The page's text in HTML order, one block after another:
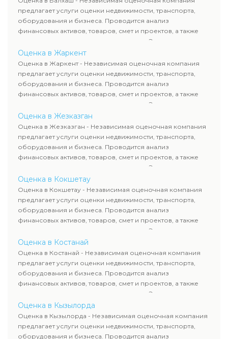
требованиям законодательства и используются для
сделок, кредитования и судебных процессов.
предлагает услуги оценки недвижимости, транспорта,
оборудования и бизнеса. Проводится анализ
финансовых активов, товаров, смет и проектов, а также
оценка животных и недропользования. Эксперты
определяют рыночную стоимость имущества и
рассчитывают ущерб. Все отчеты соответствуют
требованиям законодательства и используются для
сделок, кредитования и судебных процессов.
Оценка в Жаркент
Оценка в Жаркент - Независимая оценочная компания
предлагает услуги оценки недвижимости, транспорта,
оборудования и бизнеса. Проводится анализ
финансовых активов, товаров, смет и проектов, а также
оценка животных и недропользования. Эксперты
определяют рыночную стоимость имущества и
рассчитывают ущерб. Все отчеты соответствуют
требованиям законодательства и используются для
сделок, кредитования и судебных процессов.
Оценка в Жезказган
Оценка в Жезказган - Независимая оценочная компания
предлагает услуги оценки недвижимости, транспорта,
оборудования и бизнеса. Проводится анализ
финансовых активов, товаров, смет и проектов, а также
оценка животных и недропользования. Эксперты
определяют рыночную стоимость имущества и
рассчитывают ущерб. Все отчеты соответствуют
требованиям законодательства и используются для
сделок, кредитования и судебных процессов.
Оценка в Кокшетау
Оценка в Кокшетау - Независимая оценочная компания
предлагает услуги оценки недвижимости, транспорта,
оборудования и бизнеса. Проводится анализ
финансовых активов, товаров, смет и проектов, а также
оценка животных и недропользования. Эксперты
определяют рыночную стоимость имущества и
рассчитывают ущерб. Все отчеты соответствуют
требованиям законодательства и используются для
сделок, кредитования и судебных процессов.
Оценка в Костанай
Оценка в Костанай - Независимая оценочная компания
предлагает услуги оценки недвижимости, транспорта,
оборудования и бизнеса. Проводится анализ
финансовых активов, товаров, смет и проектов, а также
оценка животных и недропользования. Эксперты
определяют рыночную стоимость имущества и
рассчитывают ущерб. Все отчеты соответствуют
требованиям законодательства и используются для
сделок, кредитования и судебных процессов.
Оценка в Кызылорда
Оценка в Кызылорда - Независимая оценочная компания
предлагает услуги оценки недвижимости, транспорта,
оборудования и бизнеса. Проводится анализ